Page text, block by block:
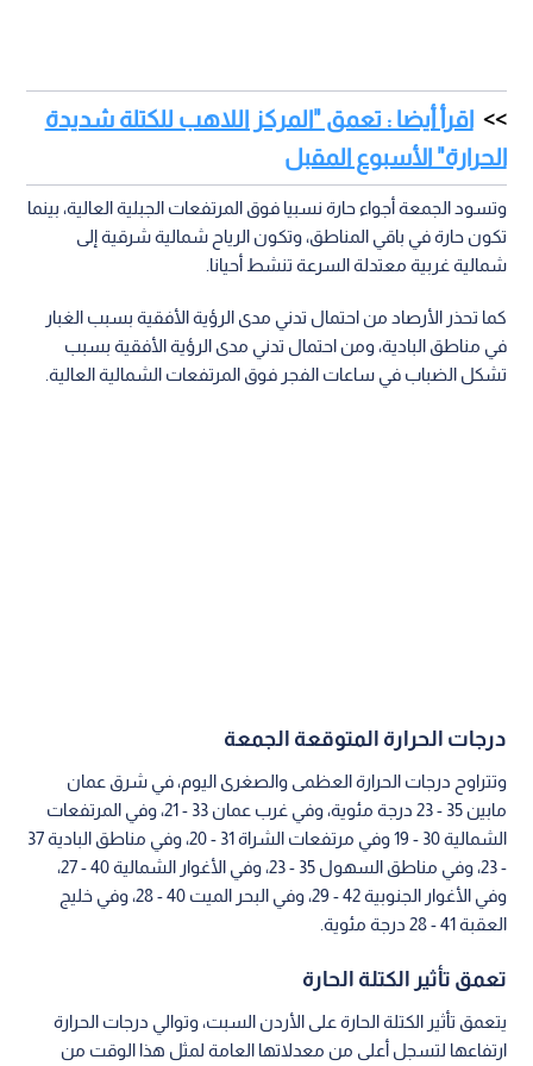
اقرأ أيضا : تعمق "المركز اللاهب للكتلة شديدة
الحرارة" الأسبوع المقبل
وتسود الجمعة أجواء حارة نسبيا فوق المرتفعات الجبلية العالية، بينما
تكون حارة في باقي المناطق، وتكون الرياح شمالية شرقية إلى
شمالية غربية معتدلة السرعة تنشط أحيانا.
كما تحذر الأرصاد من احتمال تدني مدى الرؤية الأفقية بسبب الغبار
في مناطق البادية، ومن احتمال تدني مدى الرؤية الأفقية بسبب
تشكل الضباب في ساعات الفجر فوق المرتفعات الشمالية العالية.
درجات الحرارة المتوقعة الجمعة
وتتراوح درجات الحرارة العظمى والصغرى اليوم، في شرق عمان
مابين 35 - 23 درجة مئوية، وفي غرب عمان 33 - 21، وفي المرتفعات
الشمالية 30 - 19 وفي مرتفعات الشراة 31 - 20، وفي مناطق البادية 37
- 23، وفي مناطق السهول 35 - 23، وفي الأغوار الشمالية 40 - 27،
وفي الأغوار الجنوبية 42 - 29، وفي البحر الميت 40 - 28، وفي خليج
العقبة 41 - 28 درجة مئوية.
تعمق تأثير الكتلة الحارة
يتعمق تأثير الكتلة الحارة على الأردن السبت، وتوالي درجات الحرارة
ارتفاعها لتسجل أعلى من معدلاتها العامة لمثل هذا الوقت من